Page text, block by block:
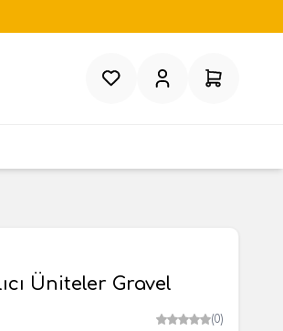
FavorilerimHesabım Sepetim
Üniteler Gravel
(0)